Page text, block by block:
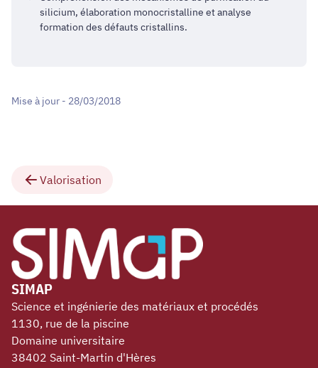
silicium, élaboration monocristalline et analyse
formation des défauts cristallins.
Mise à jour - 28/03/2018
Valorisation
SIMAP
Science et ingénierie des matériaux et procédés
1130, rue de la piscine
Domaine universitaire
38402 Saint-Martin d'Hères